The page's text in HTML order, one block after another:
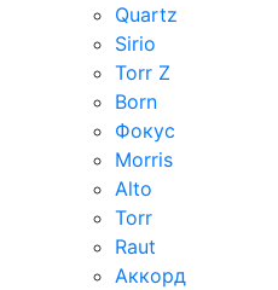
Quartz
Sirio
Torr Z
Born
Фокус
Morris
Alto
Torr
Raut
Аккорд